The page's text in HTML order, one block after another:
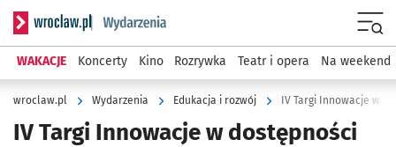
Serwis informacyjny wroclaw.pl podserwis: Wydarzenia
WAKACJE Koncerty Kino Rozrywka Teatr i opera Na weekend
wroclaw.pl Wydarzenia Edukacja i rozwój IV Targi Innowacje w
IV Targi Innowacje w dostępności